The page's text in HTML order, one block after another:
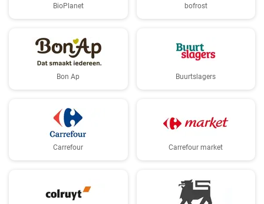
BioPlanet bofrost
Bon Ap Buurtslagers
Carrefour Carrefour market